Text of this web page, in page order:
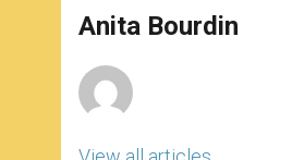
p
p
g
e
o
k
r
Anita Bourdin